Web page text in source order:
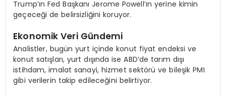
Trump’ın Fed Başkanı Jerome Powell’ın yerine kimin
geçeceği de belirsizliğini koruyor.
Ekonomik Veri Gündemi
Analistler, bugün yurt içinde konut fiyat endeksi ve
konut satışları, yurt dışında ise ABD’de tarım dışı
istihdam, imalat sanayi, hizmet sektörü ve bileşik PMI
gibi verilerin takip edileceğini belirtiyor.